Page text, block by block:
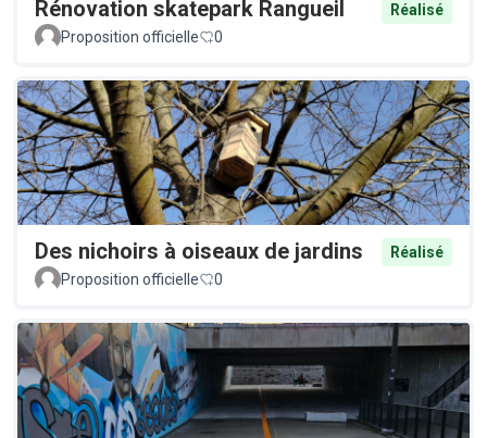
Rénovation skatepark Rangueil
Réalisé
Proposition officielle
0
Des nichoirs à oiseaux de jardins
Réalisé
Proposition officielle
0